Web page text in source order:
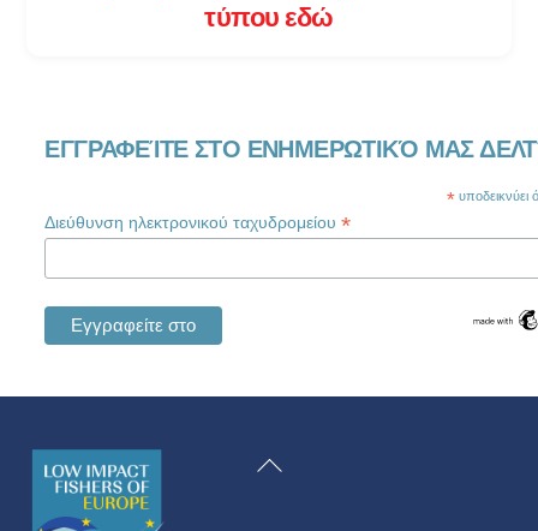
τύπου εδώ
ΕΓΓΡΑΦΕΊΤΕ ΣΤΟ ΕΝΗΜΕΡΩΤΙΚΌ ΜΑΣ
* υποδεικνύει
Διεύθυνση ηλεκτρονικού ταχυδρομείου*
Επιστροφή
Swedish